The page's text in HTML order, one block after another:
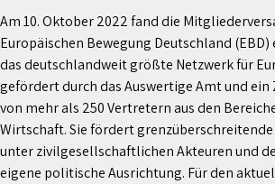
Am 10. Oktober 2022 fand die
Europäischen Bewegung Deutschland (EBD)
das deutschlandweit größte Netzwerk für
gefördert durch das Auswertige Amt und ein
von mehr als 250 Vertretern aus den
Wirtschaft. Sie fördert
unter zivilgesellschaftlichen Akteuren und
eigene politische Ausrichtung. Für den